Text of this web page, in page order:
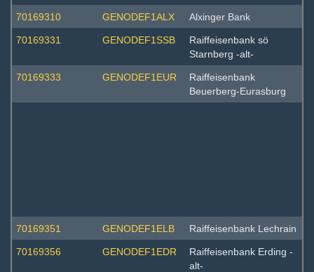
70169310 GENODEF1ALX Alxinger Bank
70169331 GENODEF1SSB
Raiffeisenbank sö
Starnberg -alt-
70169333 GENODEF1EUR
Raiffeisenbank
Beuerberg-Eurasburg
70169351 GENODEF1ELB Raiffeisenbank Lechrain
70169356 GENODEF1EDR
Raiffeisenbank Erding -
alt-